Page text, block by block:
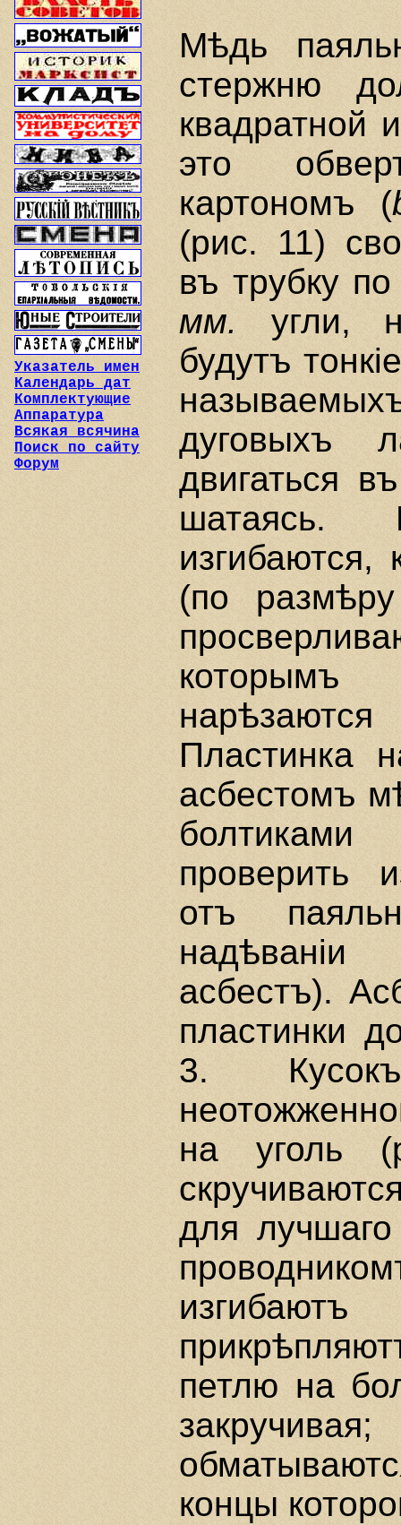
Указатель имен
Календарь дат
Комплектующие
Аппаратура
Всякая всячина
Поиск по сайту
Форум
Мѣдь
стержню
квадратной
это
картономъ (
(рис. 11)
въ трубку
мм.
угли,
будутъ
дуговыхъ
двигаться
(по
Пластинка
асбестомъ
проверить
отъ
надѣванiи
асбестъ).
пластинки
3.
на уголь
для
петлю на
концы